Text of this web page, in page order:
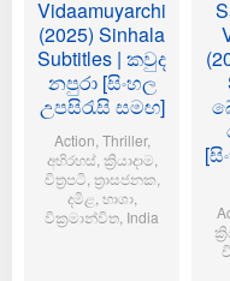
Vidaamuyarchi
(2025) Sinhala
Subtitles | කවුද
නපුරා [සිංහල
උපසිරැසි සමඟ]
Action Thriller,
අභිරහස්, ක්‍රියාදාම
චිත්‍රපටි ත්‍රාසජනක
දමිළ භාශා,
වික්‍රමාන්විත India